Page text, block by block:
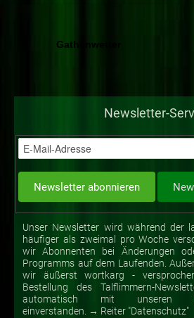
Newsletter-
Unser Newsletter wird während der
häufiger als zweimal pro Woche
wir Abonnenten bei Änderungen
Programms auf dem Laufenden.
wir äußerst wortkarg -
Bestellung des Talflimmern-
automatisch mit unseren
einverstanden. → Reiter "Datenschutz"